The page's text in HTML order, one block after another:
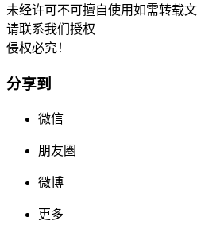
未经许可不可擅自使用如需转载
请联系我们授权
侵权必究！
分享到
微信
朋友圈
微博
更多